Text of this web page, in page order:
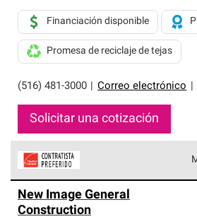
(516) 481-3000 Correo electrónico
Financiación disponible
Promesa de reciclaje de tejas
Solicitar una cotización
parte de una red exclusiva de
que cumplen con altos estándares
New Image General
Construction